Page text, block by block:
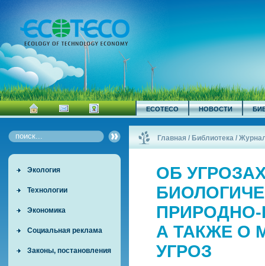
ECOTECO НОВОСТИ
Экология
Технологии
Экономика
Социальная реклама
Законы, постановления
Главная / Библиотека /
ОБ
А ТАКЖЕ О
УГРОЗ